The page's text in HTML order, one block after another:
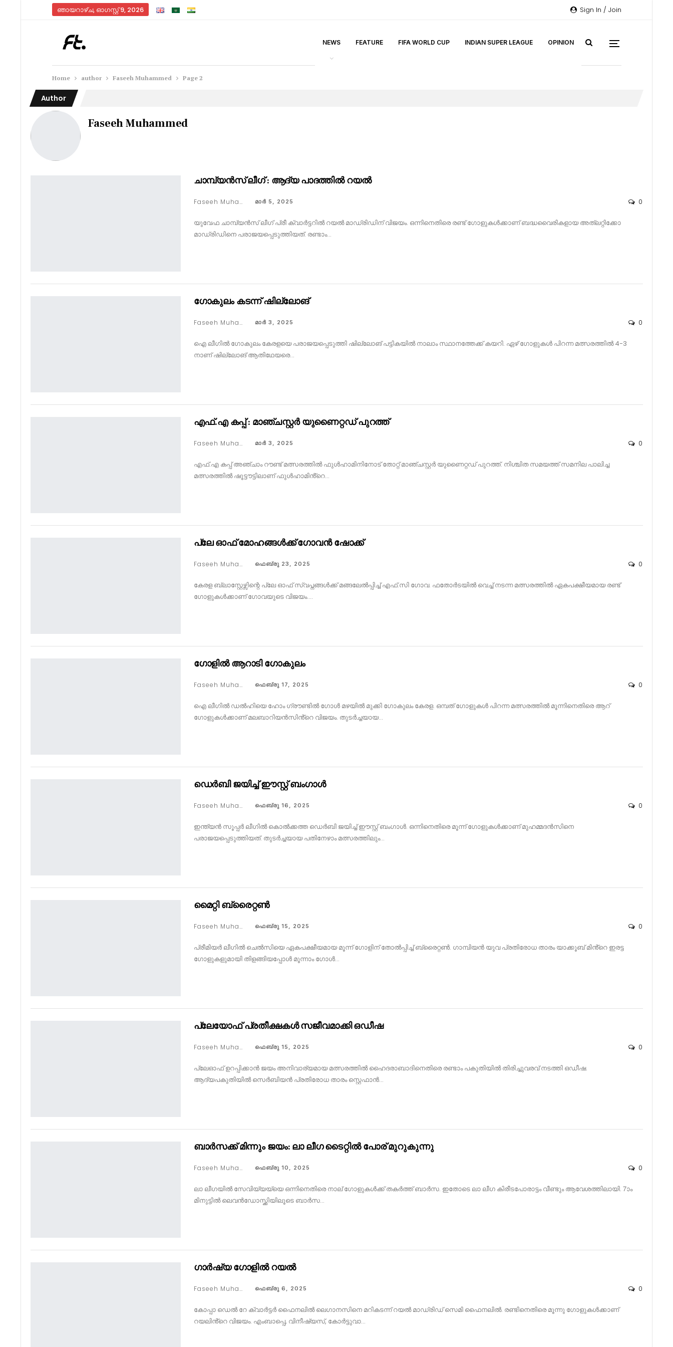
Sign In / Join
ഞായറാഴ്‌ച, ഓഗസ്റ്റ്‌ 9, 2026
NEWS FEATURE FIFA WORLD CUP INDIAN SUPER LEAGUE OPINION
Home author Faseeh Muhammed Page 2
Author
Faseeh Muhammed
ചാമ്പ്യൻസ് ലീഗ് : ആദ്യ പാദത്തിൽ റയൽ
Faseeh Muhammed മാര്‍ 5, 2025 0
യുവേഫ ചാമ്പ്യൻസ് ലീഗ് പ്രീ ക്വാർട്ടറിൽ റയൽ മാഡ്രിഡിന് വിജയം. ഒന്നിനെതിരെ രണ്ട് ഗോളുകൾക്കാണ് ബദ്ധവൈരികളായ അത്ലറ്റിക്കോ
മാഡ്രിഡിനെ പരാജയപ്പെടുത്തിയത്. രണ്ടാം…
ഗോകുലം കടന്ന് ഷില്ലോങ്
Faseeh Muhammed മാര്‍ 3, 2025 0
ഐ ലീഗിൽ ഗോകുലം കേരളയെ പരാജയപ്പെടുത്തി ഷില്ലോങ് പട്ടികയിൽ നാലാം സ്ഥാനത്തേക്ക് കയറി. ഏഴ് ഗോളുകൾ പിറന്ന മത്സരത്തിൽ 4-3
നാണ് ഷില്ലോങ് ആതിഥേയരെ…
എഫ്.എ കപ്പ് : മാഞ്ചസ്റ്റർ യുണൈറ്റഡ് പുറത്ത്
Faseeh Muhammed മാര്‍ 3, 2025 0
എഫ്.എ കപ്പ് അഞ്ചാം റൗണ്ട് മത്സരത്തിൽ ഫുൾഹാമിനിനോട് തോറ്റ് മാഞ്ചസ്റ്റർ യുണൈറ്റഡ് പുറത്ത്. നിശ്ചിത സമയത്ത് സമനില പാലിച്ച
മത്സരത്തിൽ ഷൂട്ടൗട്ടിലാണ് ഫുൾഹാമിൻ്റെ…
പ്ലേ ഓഫ് മോഹങ്ങൾക്ക് ഗോവൻ ഷോക്ക്
Faseeh Muhammed ഫെബ്രു 23, 2025 0
കേരള ബ്ലാസ്റ്റേഴ്സിന്റെ പ്ലേ ഓഫ് സ്വപ്നങ്ങൾക്ക് മങ്ങലേൽപ്പിച്ച് എഫ്.സി ഗോവ. ഫതോർടയിൽ വെച്ച് നടന്ന മത്സരത്തിൽ ഏകപക്ഷീയമായ രണ്ട്
ഗോളുകൾക്കാണ് ഗോവയുടെ വിജയം.…
ഗോളിൽ ആറാടി ഗോകുലം
Faseeh Muhammed ഫെബ്രു 17, 2025 0
ഐ ലീഗിൽ ഡൽഹിയെ ഹോം ഗ്രൗണ്ടിൽ ഗോൾ മഴയിൽ മുക്കി ഗോകുലം കേരള. ഒമ്പത് ഗോളുകൾ പിറന്ന മത്സരത്തിൽ മൂന്നിനെതിരെ ആറ്
ഗോളുകൾക്കാണ് മലബാറിയൻസിൻ്റെ വിജയം. തുടർച്ചയായ…
ഡെർബി ജയിച്ച് ഈസ്റ്റ് ബംഗാൾ
Faseeh Muhammed ഫെബ്രു 16, 2025 0
ഇന്ത്യൻ സൂപ്പർ ലീഗിൽ കൊൽക്കത്ത ഡെർബി ജയിച്ച് ഈസ്റ്റ് ബംഗാൾ. ഒന്നിനെതിരെ മൂന്ന് ഗോളുകൾക്കാണ് മുഹമ്മദൻസിനെ
പരാജയപ്പെടുത്തിയത്. തുടർച്ചയായ പതിനേഴാം മത്സരത്തിലും…
മൈറ്റി ബ്രൈറ്റൺ
Faseeh Muhammed ഫെബ്രു 15, 2025 0
പ്രീമിയർ ലീഗിൽ ചെൽസിയെ ഏകപക്ഷീയമായ മൂന്ന് ഗോളിന് തോൽപ്പിച്ച് ബ്രൈറ്റൺ. ഗാമ്പിയൻ യുവ പ്രതിരോധ താരം യാക്കൂബ് മിൻ്റെ ഇരട്ട
ഗോളുകളുമായി തിളങ്ങിയപ്പോൾ മൂന്നാം ഗോൾ…
പ്ലേയോഫ് പ്രതീക്ഷകൾ സജീവമാക്കി ഒഡീഷ
Faseeh Muhammed ഫെബ്രു 15, 2025 0
പ്ലേഓഫ് ഉറപ്പിക്കാൻ ജയം അനിവാര്യമായ മത്സരത്തിൽ ഹൈദരാബാദിനെതിരെ രണ്ടാം പകുതിയിൽ തിരിച്ചുവരവ് നടത്തി ഒഡീഷ.
ആദ്യപകുതിയിൽ സെർബിയൻ പ്രതിരോധ താരം സ്റ്റെഫാൻ…
ബാർസക്ക് മിന്നും ജയം: ലാ ലീഗ ടൈറ്റിൽ പോര് മുറുകുന്നു
Faseeh Muhammed ഫെബ്രു 10, 2025 0
ലാ ലീഗയിൽ സേവിയ്യയ്യെ ഒന്നിനെതിരെ നാല് ഗോളുകൾക്ക് തകർത്ത് ബാർസ. ഇതോടെ ലാ ലീഗ കിരീടപോരാട്ടം വീണ്ടും ആവേശത്തിലായി. 7ാം
മിനുട്ടിൽ ലെവൻഡോസ്ക്കിയിലൂടെ ബാർസ…
ഗാർഷ്യ ഗോളിൽ റയൽ
Faseeh Muhammed ഫെബ്രു 6, 2025 0
കോപ്പാ ഡെൽ റേ ക്വാർട്ടർ ഫൈനലിൽ ലെഗാനസിനെ മറികടന്ന് റയൽ മാഡ്രിഡ് സെമി ഫൈനലിൽ. രണ്ടിനെതിരെ മൂന്നു ഗോളുകൾക്കാണ്
റയലിൻ്റെ വിജയം. എംബാപ്പെ, വിനീഷ്യസ്, കോർട്ടുവാ…